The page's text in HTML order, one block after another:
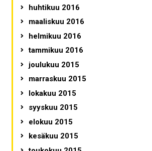
huhtikuu 2016
maaliskuu 2016
helmikuu 2016
tammikuu 2016
joulukuu 2015
marraskuu 2015
lokakuu 2015
syyskuu 2015
elokuu 2015
kesäkuu 2015